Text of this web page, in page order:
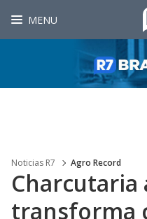
MENU
Noticias R7 Agro Record
Charcutaria
transforma